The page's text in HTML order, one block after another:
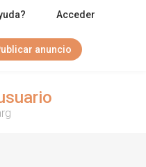
Acceder
anuncio